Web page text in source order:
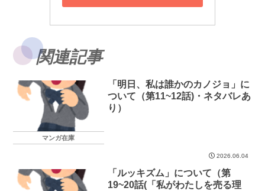
関連記事
マンガ在庫
「明日、私は誰かのカノジョ」に
ついて（第11~12話)・ネタバレあ
り）
2026.06.04
「ルッキズム」について（第
19~20話(「私がわたしを売る理